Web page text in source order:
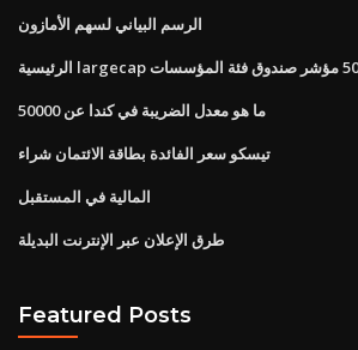
الرسم البياني لسهم الأمازون
ما هو معدل الضريبة في كندا عن 50000
تيسكو سعر الفائدة بطاقة الائتمان شراء
المالية في المستقبل
طرق الإعلان عبر الإنترنت البديلة
Featured Posts